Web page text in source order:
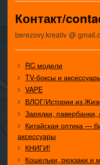
Контакт/
berezovy.kreativ @
RC модели
TV-боксы и
VAPE
ВЛОГ/Истории из
Зарядки,
Китайская оптика —
аксессуары
КНИГИ!
Кошельки, рюкзаки и